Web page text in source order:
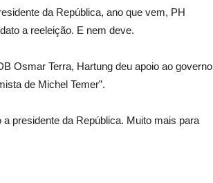
da República, ano que vem, PH
a reeleição. E nem deve.
Osmar Terra, Hartung deu apoio ao governo
de Michel Temer”.
presidente da República. Muito mais para